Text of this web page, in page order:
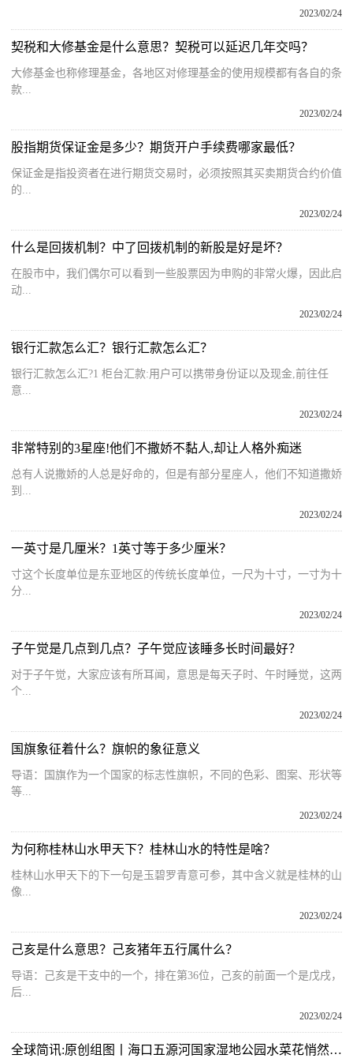
2023/02/24
契税和大修基金是什么意思？契税可以延迟几年交吗？
大修基金也称修理基金，各地区对修理基金的使用规模都有各自的条
款...
2023/02/24
股指期货保证金是多少？期货开户手续费哪家最低？
保证金是指投资者在进行期货交易时，必须按照其买卖期货合约价值
的...
2023/02/24
什么是回拨机制？中了回拨机制的新股是好是坏？
在股市中，我们偶尔可以看到一些股票因为申购的非常火爆，因此启
动...
2023/02/24
银行汇款怎么汇？银行汇款怎么汇？
银行汇款怎么汇?1 柜台汇款:用户可以携带身份证以及现金,前往任
意...
2023/02/24
非常特别的3星座!他们不撒娇不黏人,却让人格外痴迷
总有人说撒娇的人总是好命的，但是有部分星座人，他们不知道撒娇
到...
2023/02/24
一英寸是几厘米？1英寸等于多少厘米？
寸这个长度单位是东亚地区的传统长度单位，一尺为十寸，一寸为十
分...
2023/02/24
子午觉是几点到几点？子午觉应该睡多长时间最好？
对于子午觉，大家应该有所耳闻，意思是每天子时、午时睡觉，这两
个...
2023/02/24
国旗象征着什么？旗帜的象征意义
导语：国旗作为一个国家的标志性旗帜，不同的色彩、图案、形状等
等...
2023/02/24
为何称桂林山水甲天下？桂林山水的特性是啥？
桂林山水甲天下的下一句是玉碧罗青意可参，其中含义就是桂林的山
像...
2023/02/24
己亥是什么意思？己亥猪年五行属什么？
导语：己亥是干支中的一个，排在第36位，己亥的前面一个是戊戌，
后...
2023/02/24
全球简讯:原创组图丨海口五源河国家湿地公园水菜花悄然绽放